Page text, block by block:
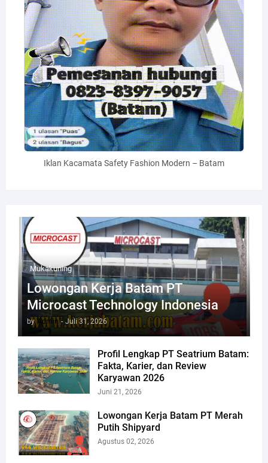
Iklan Kacamata Safety Fashion Modern – Batam
Mukakuning
Lowongan Kerja Batam PT
Microcast Technology Indonesia
by Admin - Juli 31, 2026
Profil Lengkap PT Seatrium Batam:
Fakta, Karier, dan Review
Karyawan 2026
Juni 21, 2026
Lowongan Kerja Batam PT Merah
Putih Shipyard
Agustus 02, 2026